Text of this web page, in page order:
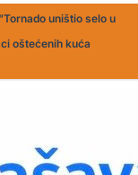
"Tornado uništio selo u
oštećenih kuća